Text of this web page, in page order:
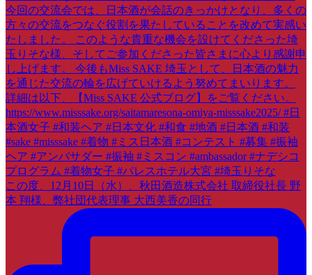
この度、12月10日（水）、秋田酒造株式会社 取締役社長 野
本 翔様、弊社団代表理事 大西美香の同行